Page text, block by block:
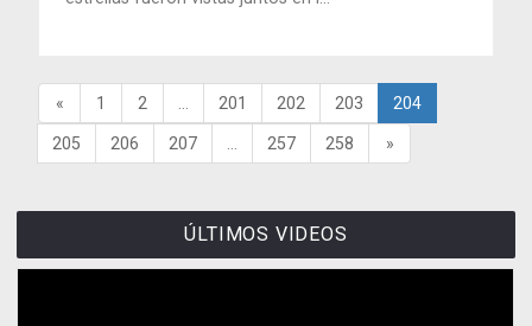
« 1 2 201 202 203 204
205 206 207 257 258 »
ÚLTIMOS VIDEOS